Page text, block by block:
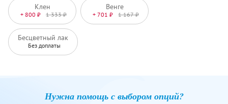
Клен
+ 800 ₽ 1 333 ₽
Венге
+ 701 ₽ 1 167 ₽
Бесцветный лак
Без доплаты
Нужна помощь с выбором опций?